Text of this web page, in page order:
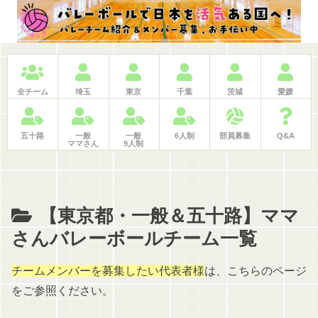
全チーム 埼玉 東京 千葉 茨城 愛媛
五十路
一般
ママさん
一般
9人制
6人制 部員募集 Q&A
【東京都・一般＆五十路】ママ
さんバレーボールチーム一覧
チームメンバーを募集したい代表者様は、こちらのページ
をご参照ください。
ホーム 日程・申込 大会記録 LINE問合せ BLOG 検索 仕事紹介